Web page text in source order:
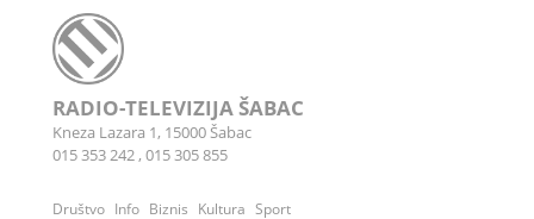
RADIO-TELEVIZIJA ŠABAC
Kneza Lazara 1, 15000 Šabac
015 353 242 , 015 305 855
Društvo Info Biznis Kultura Sport